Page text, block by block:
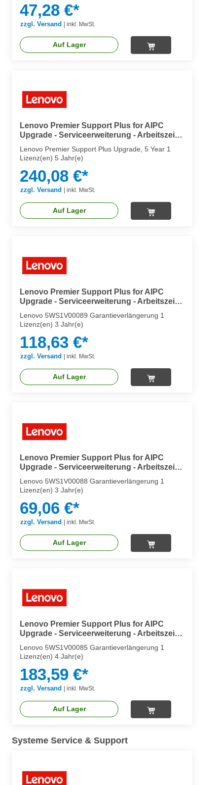
47,28 €*
zzgl. Versand inkl. MwSt.
Auf Lager
Lenovo Premier Support Plus for AIPC
Upgrade - Serviceerweiterung - Arbeitszeit
Lenovo Premier Support Plus Upgrade, 5 Year 1
Lizenz(en) 5 Jahr(e)
240,08 €*
zzgl. Versand inkl. MwSt.
Auf Lager
Lenovo Premier Support Plus for AIPC
Upgrade - Serviceerweiterung - Arbeitszeit
Lenovo 5WS1V00089 Garantieverlängerung 1
Lizenz(en) 3 Jahr(e)
118,63 €*
zzgl. Versand inkl. MwSt.
Auf Lager
Lenovo Premier Support Plus for AIPC
Upgrade - Serviceerweiterung - Arbeitszeit
Lenovo 5WS1V00088 Garantieverlängerung 1
Lizenz(en) 3 Jahr(e)
69,06 €*
zzgl. Versand inkl. MwSt.
Auf Lager
Lenovo Premier Support Plus for AIPC
Upgrade - Serviceerweiterung - Arbeitszeit
Lenovo 5WS1V00085 Garantieverlängerung 1
Lizenz(en) 4 Jahr(e)
183,59 €*
zzgl. Versand | inkl. MwSt.
Auf Lager
Systeme Service & Support